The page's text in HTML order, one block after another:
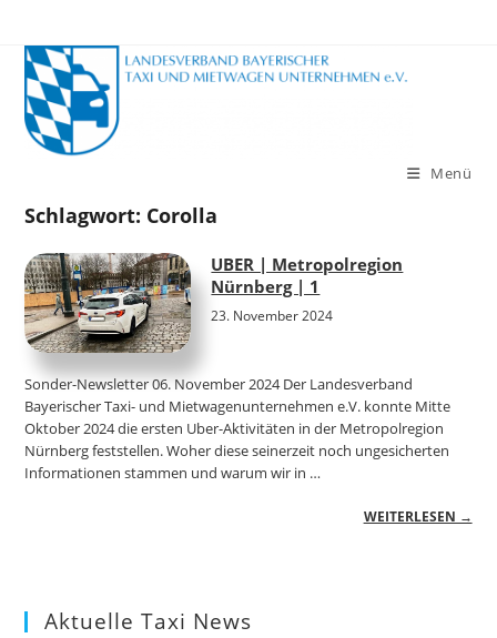
Inhalt
springen
Menü
Schlagwort: Corolla
UBER | Metropolregion
Nürnberg | 1
23. November 2024
Sonder-Newsletter 06. November 2024 Der Landesverband
Bayerischer Taxi- und Mietwagenunternehmen e.V. konnte Mitte
Oktober 2024 die ersten Uber-Aktivitäten in der Metropolregion
Nürnberg feststellen. Woher diese seinerzeit noch ungesicherten
Informationen stammen und warum wir in …
WEITERLESEN →
Aktuelle Taxi News